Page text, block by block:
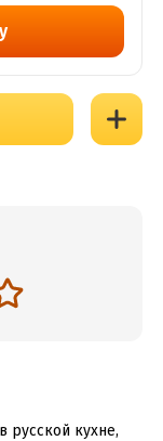
русской кухне,